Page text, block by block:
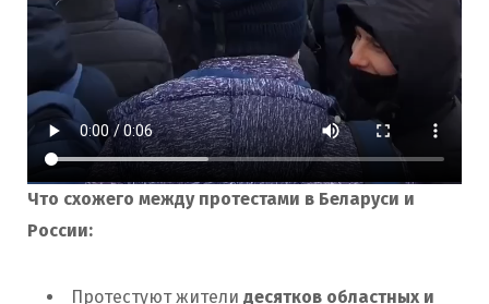
Что схожего между протестами в Беларуси и
России:
Протестуют жители десятков областных и